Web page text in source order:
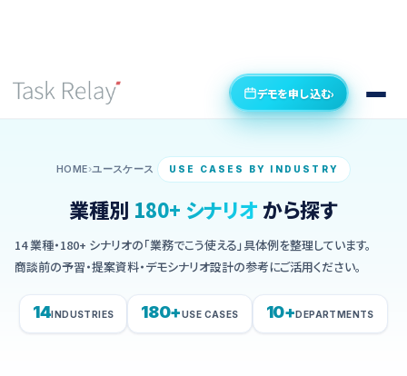
デモを申し込む›
HOME›ユースケース USE CASES BY INDUSTRY
業種別 180+ シナリオ から探す
14 業種・180+ シナリオの「業務でこう使える」具体例を整理しています。
商談前の予習・提案資料・デモシナリオ設計の参考にご活用ください。
14INDUSTRIES 180+USE CASES 10+DEPARTMENTS